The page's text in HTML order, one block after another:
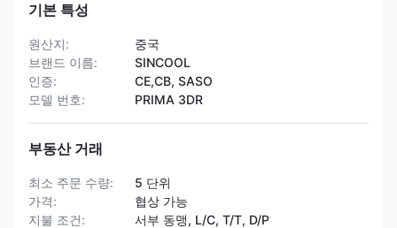
기본 특성
원산지:
중국
브랜드 이름:
SINCOOL
인증:
CE,CB, SASO
모델 번호:
PRIMA 3DR
부동산 거래
최소 주문 수량:
5 단위
가격:
협상 가능
지불 조건:
서부 동맹, L/C, T/T, D/P